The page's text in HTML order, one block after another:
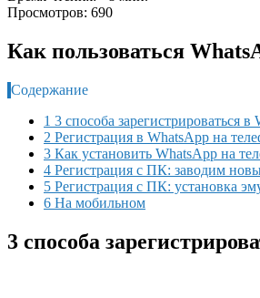
Просмотров: 690
Как пользоваться
Содержание
1 3 способа зарегистрироваться в
2 Регистрация в WhatsApp на
3 Как установить WhatsApp на
4 Регистрация с ПК: заводим
5 Регистрация с ПК: установка
6 На мобильном
3 способа